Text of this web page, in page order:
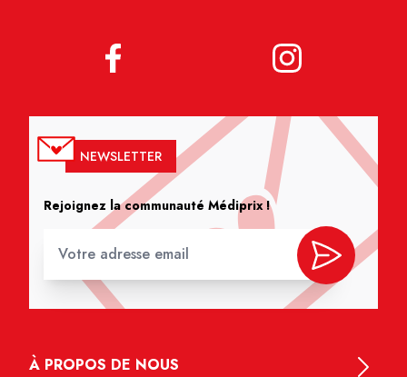
NEWSLETTER
Rejoignez la communauté Médiprix !
À PROPOS DE NOUS